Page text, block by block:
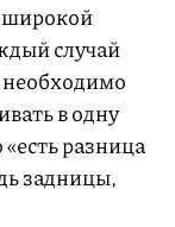
широкой
случай
необходимо
в одну
«есть разница
задницы,